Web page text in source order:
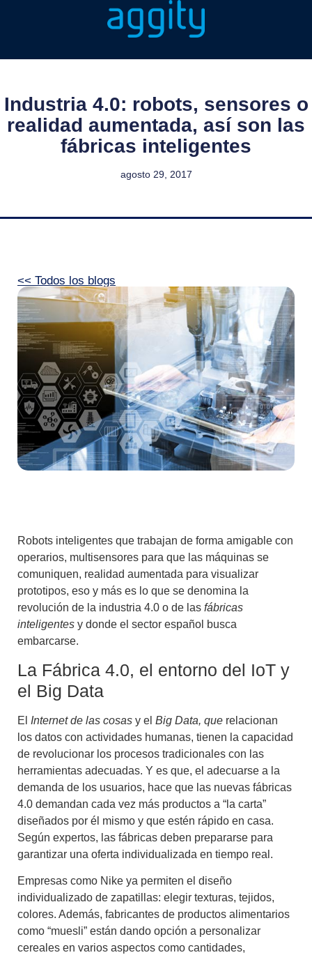
Industria 4.0: robots, sensores o
realidad aumentada, así son las
fábricas inteligentes
agosto 29, 2017
<< Todos los blogs
Robots inteligentes que trabajan de forma amigable con
operarios, multisensores para que las máquinas se
comuniquen, realidad aumentada para visualizar
prototipos, eso y más es lo que se denomina la
revolución de la industria 4.0 o de las fábricas
inteligentes y donde el sector español busca
embarcarse.
La Fábrica 4.0, el entorno del IoT y
el Big Data
El Internet de las cosas y el Big Data, que relacionan
los datos con actividades humanas, tienen la capacidad
de revolucionar los procesos tradicionales con las
herramientas adecuadas. Y es que, el adecuarse a la
demanda de los usuarios, hace que las nuevas fábricas
4.0 demandan cada vez más productos a “la carta”
diseñados por él mismo y que estén rápido en casa.
Según expertos, las fábricas deben prepararse para
garantizar una oferta individualizada en tiempo real.
Empresas como Nike ya permiten el diseño
individualizado de zapatillas: elegir texturas, tejidos,
colores. Además, fabricantes de productos alimentarios
como “muesli” están dando opción a personalizar
cereales en varios aspectos como cantidades,